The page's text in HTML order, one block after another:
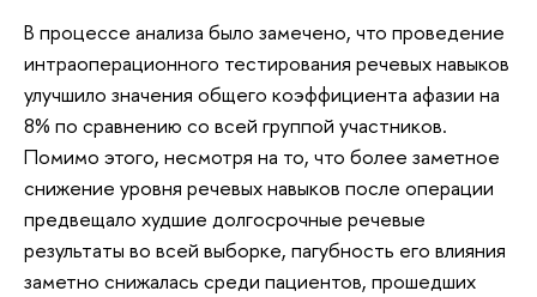
В процессе анализа было замечено, что проведение
интраоперационного тестирования речевых навыков
улучшило значения общего коэффициента афазии на
8% по сравнению со всей группой участников.
Помимо этого, несмотря на то, что более заметное
снижение уровня речевых навыков после операции
предвещало худшие долгосрочные речевые
результаты во всей выборке, пагубность его влияния
заметно снижалась среди пациентов, прошедших